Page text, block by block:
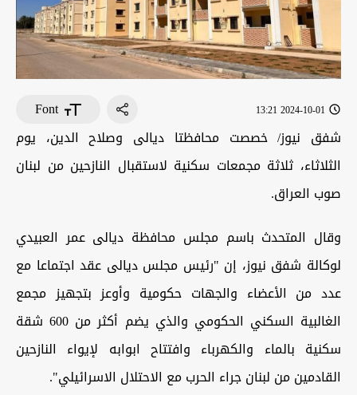
2024-10-01 13:21
Font
شفق نيوز/ خصصت محافظتا ديالى وصلاح الدين، يوم
الثلاثاء، ثلاثة مجمعات سكنية لاستقبال النازحين من لبنان
صوب العراق.
وقال المتحدث باسم مجلس محافظة ديالى عمر العبيدي
لوكالة شفق نيوز، إن "رئيس مجلس ديالى عقد اجتماعا مع
عدد من الأعضاء والجهات حكومية وأوعز بتجهيز مجمع
الغالبية السكني الحكومي والذي يضم أكثر من 600 شقة
سكنية بالماء والكهرباء وافتتاح ابوابه لإيواء النازحين
القادمين من لبنان جراء الحرب مع الاحتلال الاسرائيلي".